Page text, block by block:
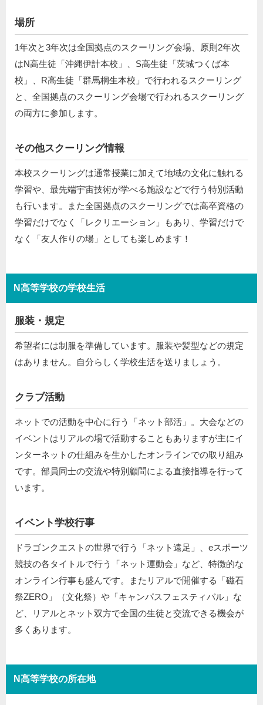
場所
1年次と3年次は全国拠点のスクーリング会場、原則2年次
はN高生徒「沖縄伊計本校」、S高生徒「茨城つくば本
校」、R高生徒「群馬桐生本校」で行われるスクーリング
と、全国拠点のスクーリング会場で⾏われるスクーリング
の両⽅に参加します。
その他スクーリング情報
本校スクーリングは通常授業に加えて地域の文化に触れる
学習や、最先端宇宙技術が学べる施設などで行う特別活動
も行います。また全国拠点のスクーリングでは高卒資格の
学習だけでなく「レクリエーション」もあり、学習だけで
なく「友人作りの場」としても楽しめます！
N高等学校の学校生活
服装・規定
希望者には制服を準備しています。服装や髪型などの規定
はありません。自分らしく学校生活を送りましょう。
クラブ活動
ネットでの活動を中心に行う「ネット部活」。大会などの
イベントはリアルの場で活動することもありますが主にイ
ンターネットの仕組みを生かしたオンラインでの取り組み
です。部員同士の交流や特別顧問による直接指導を行って
います。
イベント学校行事
ドラゴンクエストの世界で行う「ネット遠足」、eスポーツ
競技の各タイトルで行う「ネット運動会」など、特徴的な
オンライン行事も盛んです。またリアルで開催する「磁石
祭ZERO」（文化祭）や「キャンパスフェスティバル」な
ど、リアルとネット双方で全国の生徒と交流できる機会が
多くあります。
N高等学校の所在地